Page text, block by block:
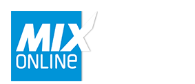
Home
Magazines